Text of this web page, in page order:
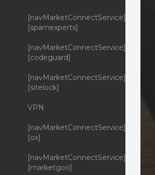
[navMarketConnectService]
[spamexperts]
[navMarketConnectService]
[codeguard]
[navMarketConnectService]
[sitelock]
VPN
[navMarketConnectService]
[ox]
[navMarketConnectService]
[marketgoo]